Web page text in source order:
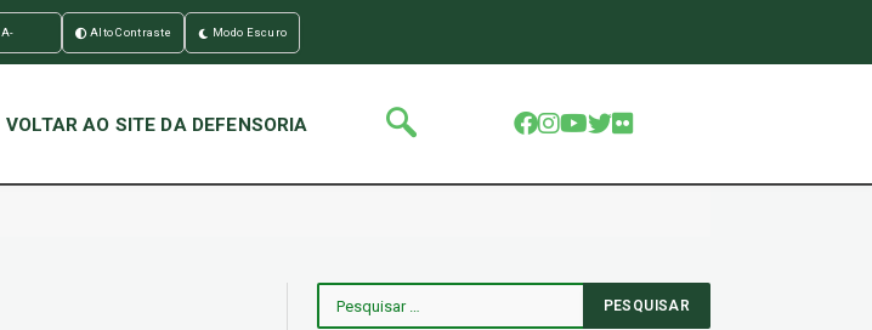
A- Alto Contraste Modo Escuro
VOLTAR AO SITE DA DEFENSORIA